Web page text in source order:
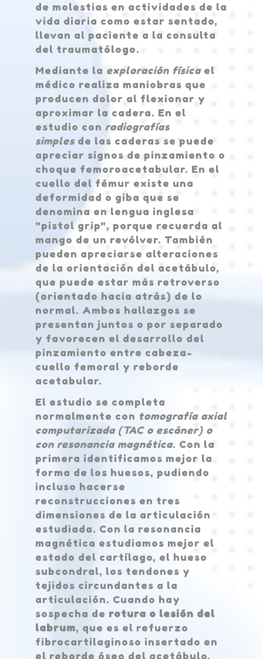
de molestias en actividades de la
vida diaria como estar sentado,
llevan al paciente a la consulta
del traumatólogo.
Mediante la exploración físicael
médico realiza maniobras que
producen dolor al flexionar y
aproximar la cadera. En el
estudio con radiografías
simplesde las caderas se puede
apreciar signos de pinzamiento o
choque femoroacetabular. En el
cuello del fémur existe una
deformidad o giba que se
denomina en lengua inglesa
"pistol grip", porque recuerda al
mango de un revólver. También
pueden apreciarse alteraciones
de la orientación del acetábulo,
que puede estar más retroverso
(orientado hacia atrás) de lo
normal. Ambos hallazgos se
presentan juntos o por separado
y favorecen el desarrollo del
pinzamiento entre cabeza-
cuello femoral y reborde
acetabular.
El estudio se completa
normalmente con tomografía axial
computarizada (TAC o escáner) o
con resonancia magnética. Con la
primera identificamos mejor la
forma de los huesos, pudiendo
incluso hacerse
reconstrucciones en tres
dimensiones de la articulación
estudiada. Con la resonancia
magnética estudiamos mejor el
estado del cartílago, el hueso
subcondral, los tendones y
tejidos circundantes a la
articulación. Cuando hay
sospecha de rotura o lesión del
labrum, que es el refuerzo
fibrocartilaginoso insertado en
el reborde óseo del acetábulo,